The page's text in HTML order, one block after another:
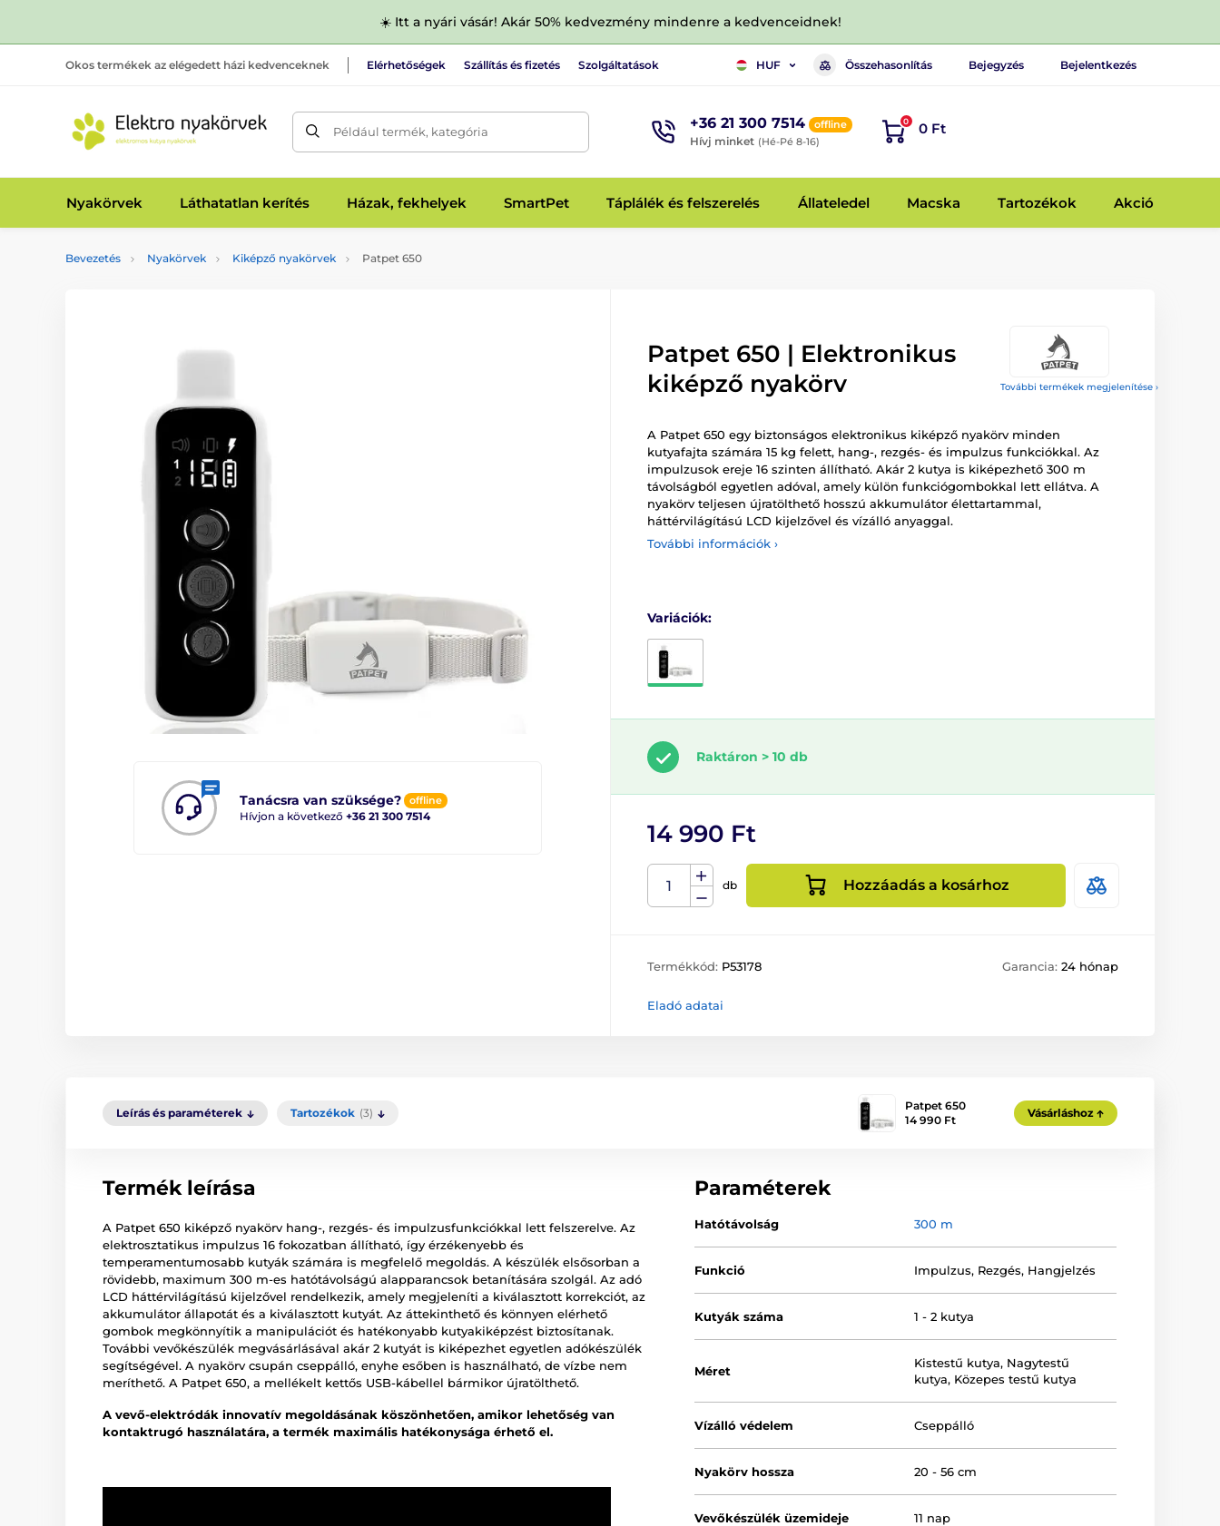
☀️ Itt a nyári vásár! Akár 50% kedvezmény mindenre a kedvenceidnek!
Okos termékek az elégedett házi kedvenceknek Elérhetőségek Szállítás és fizetés Szolgáltatások HUF Összehasonlítás Bejegyzés Bejelentkezés
Például termék, kategória +36 21 300 7514 offline
Hívj minket (Hé-Pé 8-16)
0 0 Ft
Nyakörvek Láthatatlan kerítés Házak, fekhelyek SmartPet Táplálék és felszerelés Állateledel Macska Tartozékok Akció
Bevezetés Nyakörvek Kiképző nyakörvek Patpet 650
További termékek megjelenítése ›
Tanácsra van szüksége? offline
Hívjon a következő +36 21 300 7514
Patpet 650 | Elektronikus
kiképző nyakörv
A Patpet 650 egy biztonságos elektronikus kiképző nyakörv minden
kutyafajta számára 15 kg felett, hang-, rezgés- és impulzus funkciókkal. Az
impulzusok ereje 16 szinten állítható. Akár 2 kutya is kiképezhető 300 m
távolságból egyetlen adóval, amely külön funkciógombokkal lett ellátva. A
nyakörv teljesen újratölthető hosszú akkumulátor élettartammal,
háttérvilágítású LCD kijelzővel és vízálló anyaggal.
További információk ›
Variációk:
Raktáron > 10 db
14 990 Ft
db Hozzáadás a kosárhoz
Termékkód: P53178 Garancia: 24 hónap
Eladó adatai
Leírás és paraméterek Tartozékok (3)
Patpet 650
14 990 Ft
Vásárláshoz
Termék leírása
A Patpet 650 kiképző nyakörv hang-, rezgés- és impulzusfunkciókkal lett felszerelve. Az
elektrosztatikus impulzus 16 fokozatban állítható, így érzékenyebb és
temperamentumosabb kutyák számára is megfelelő megoldás. A készülék elsősorban a
rövidebb, maximum 300 m-es hatótávolságú alapparancsok betanítására szolgál. Az adó
LCD háttérvilágítású kijelzővel rendelkezik, amely megjeleníti a kiválasztott korrekciót, az
akkumulátor állapotát és a kiválasztott kutyát. Az áttekinthető és könnyen elérhető
gombok megkönnyítik a manipulációt és hatékonyabb kutyakiképzést biztosítanak.
További vevőkészülék megvásárlásával akár 2 kutyát is kiképezhet egyetlen adókészülék
segítségével. A nyakörv csupán cseppálló, enyhe esőben is használható, de vízbe nem
meríthető. A Patpet 650, a mellékelt kettős USB-kábellel bármikor újratölthető.
A vevő-elektródák innovatív megoldásának köszönhetően, amikor lehetőség van
kontaktrugó használatára, a termék maximális hatékonysága érhető el.
Paraméterek
Hatótávolság 300 m
Funkció Impulzus, Rezgés, Hangjelzés
Kutyák száma 1 - 2 kutya
Méret
Kistestű kutya, Nagytestű
kutya, Közepes testű kutya
Vízálló védelem Cseppálló
Nyakörv hossza 20 - 56 cm
Vevőkészülék üzemideje 11 nap